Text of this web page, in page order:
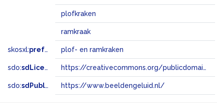
plofkraken
ramkraak
skosxl:prefLabel plof- en ramkraken
sdo:sdLicense https://creativecommons.org/publicdomain/zero/1.0/
sdo:sdPublisher https://www.beeldengeluid.nl/